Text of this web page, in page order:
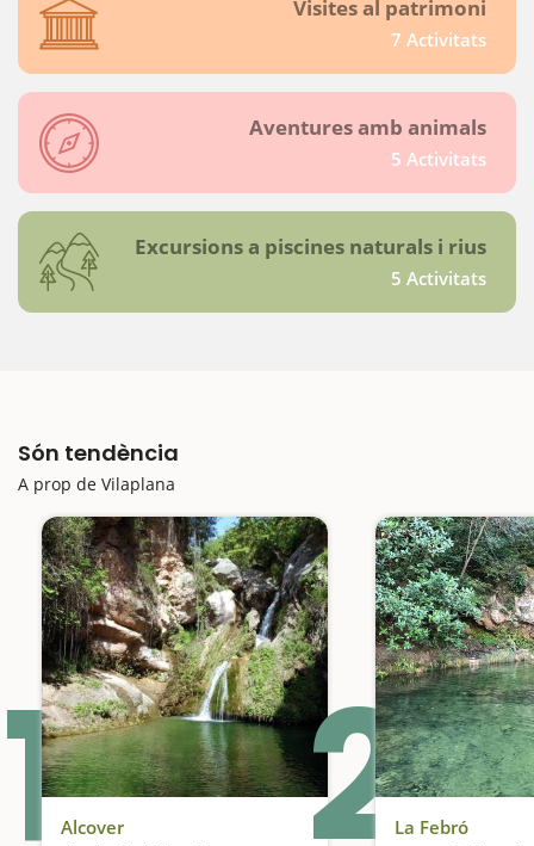
Visites al patrimoni
7 Activitats
Aventures amb animals
5 Activitats
Excursions a piscines naturals i rius
5 Activitats
Són tendència
A prop de Vilaplana
1Alcover
2La Febró